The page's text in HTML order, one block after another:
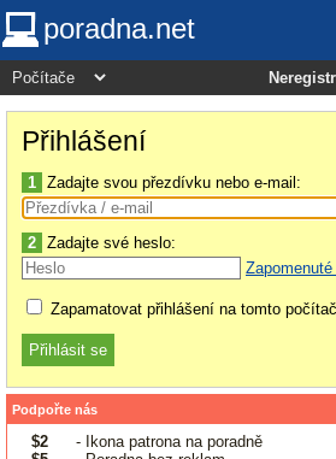
poradna.net
Přihlášení
1 Zadajte svou přezdívku nebo e-mail:
2 Zadajte své heslo:
Zapamatovat přihlášení na tomto
Podpořte nás
$2
- Ikona patrona na poradně